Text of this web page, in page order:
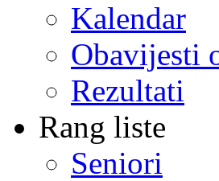
Kalendar
Obavijesti
Rezultati
Rang liste
Seniori